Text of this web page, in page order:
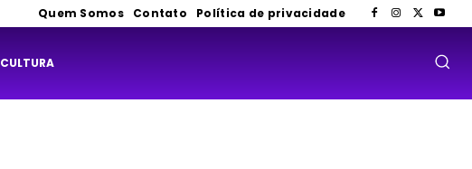
Quem Somos Contato Política de privacidade
CULTURA